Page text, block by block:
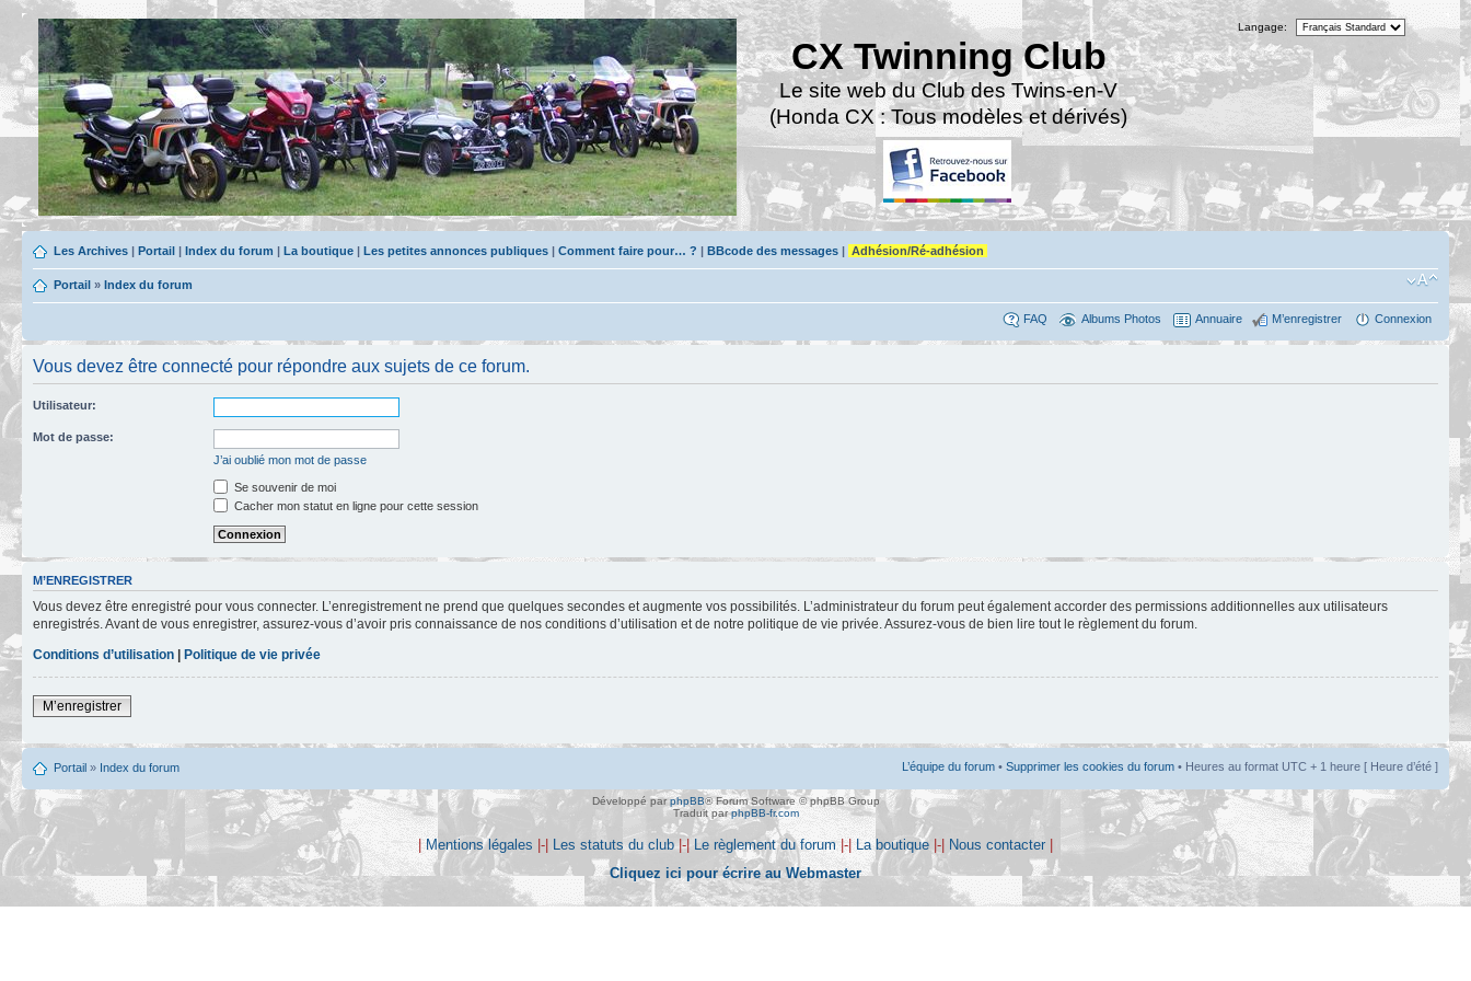
CX Twinning Club
Le site web du Club des Twins-en-V
(Honda CX : Tous modèles et dérivés)
Langage:
Les Archives | Portail | Index du forum | La boutique | Les petites annonces publiques | Comment faire pour… ? | BBcode des messages | Adhésion/Ré-adhésion
Portail » Index du forum
FAQ Albums Photos Annuaire M’enregistrer Connexion
Vous devez être connecté pour répondre aux sujets de ce forum.
Utilisateur:
Mot de passe:
J’ai oublié mon mot de passe
Se souvenir de moi
Cacher mon statut en ligne pour cette session
M’ENREGISTRER
Vous devez être enregistré pour vous connecter. L’enregistrement ne prend que quelques secondes et augmente vos possibilités. L’administrateur du forum peut également accorder des permissions additionnelles aux utilisateurs
enregistrés. Avant de vous enregistrer, assurez-vous d’avoir pris connaissance de nos conditions d’utilisation et de notre politique de vie privée. Assurez-vous de bien lire tout le règlement du forum.
Conditions d’utilisation | Politique de vie privée
M’enregistrer
Portail » Index du forum L’équipe du forum • Supprimer les cookies du forum • Heures au format UTC + 1 heure [ Heure d’été ]
Développé parphpBB® Forum Software © phpBB Group
Traduit parphpBB-fr.com
| Mentions légales |-| Les statuts du club |-| Le règlement du forum |-| La boutique |-| Nous contacter |
Cliquez ici pour écrire au Webmaster